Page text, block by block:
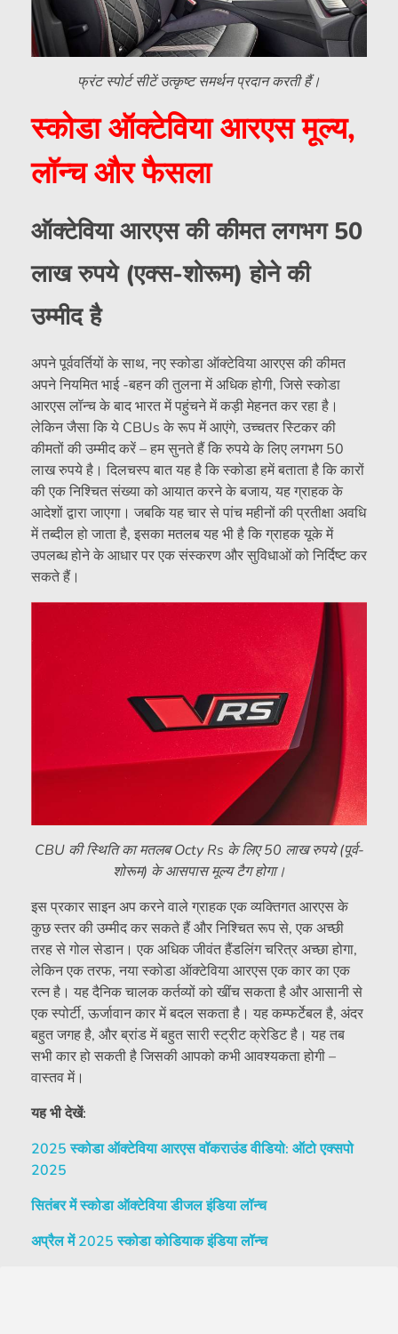
फ्रंट स्पोर्ट सीटें उत्कृष्ट समर्थन प्रदान करती हैं।
स्कोडा ऑक्टेविया आरएस मूल्य,
लॉन्च और फैसला
ऑक्टेविया आरएस की कीमत लगभग 50
लाख रुपये (एक्स-शोरूम) होने की
उम्मीद है
अपने पूर्ववर्तियों के साथ, नए स्कोडा ऑक्टेविया आरएस की कीमत
अपने नियमित भाई -बहन की तुलना में अधिक होगी, जिसे स्कोडा
आरएस लॉन्च के बाद भारत में पहुंचने में कड़ी मेहनत कर रहा है।
लेकिन जैसा कि ये CBUs के रूप में आएंगे, उच्चतर स्टिकर की
कीमतों की उम्मीद करें – हम सुनते हैं कि रुपये के लिए लगभग 50
लाख रुपये है। दिलचस्प बात यह है कि स्कोडा हमें बताता है कि कारों
की एक निश्चित संख्या को आयात करने के बजाय, यह ग्राहक के
आदेशों द्वारा जाएगा। जबकि यह चार से पांच महीनों की प्रतीक्षा अवधि
में तब्दील हो जाता है, इसका मतलब यह भी है कि ग्राहक यूके में
उपलब्ध होने के आधार पर एक संस्करण और सुविधाओं को निर्दिष्ट कर
सकते हैं।
CBU की स्थिति का मतलब Octy Rs के लिए 50 लाख रुपये (पूर्व-
शोरूम) के आसपास मूल्य टैग होगा।
इस प्रकार साइन अप करने वाले ग्राहक एक व्यक्तिगत आरएस के
कुछ स्तर की उम्मीद कर सकते हैं और निश्चित रूप से, एक अच्छी
तरह से गोल सेडान। एक अधिक जीवंत हैंडलिंग चरित्र अच्छा होगा,
लेकिन एक तरफ, नया स्कोडा ऑक्टेविया आरएस एक कार का एक
रत्न है। यह दैनिक चालक कर्तव्यों को खींच सकता है और आसानी से
एक स्पोर्टी, ऊर्जावान कार में बदल सकता है। यह कम्फर्टेबल है, अंदर
बहुत जगह है, और ब्रांड में बहुत सारी स्ट्रीट क्रेडिट है। यह तब
सभी कार हो सकती है जिसकी आपको कभी आवश्यकता होगी –
वास्तव में।
यह भी देखें:
2025 स्कोडा ऑक्टेविया आरएस वॉकराउंड वीडियो: ऑटो एक्सपो
2025
सितंबर में स्कोडा ऑक्टेविया डीजल इंडिया लॉन्च
अप्रैल में 2025 स्कोडा कोडियाक इंडिया लॉन्च